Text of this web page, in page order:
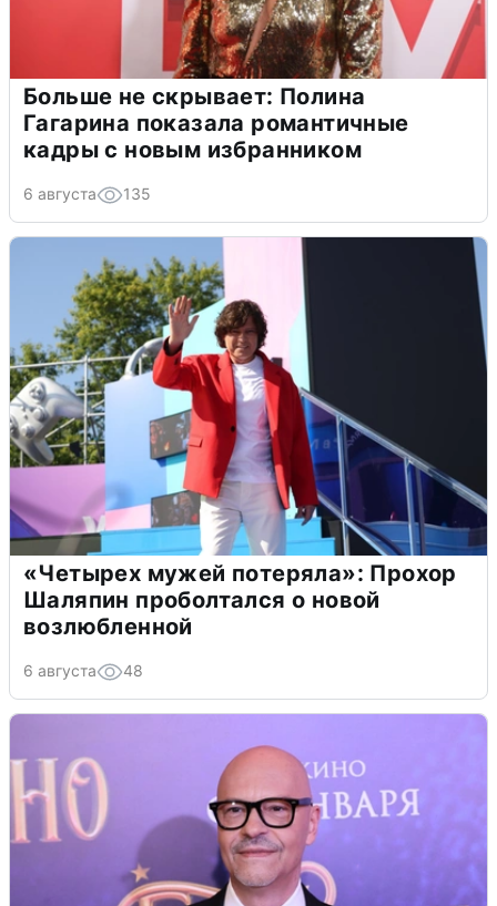
Больше не скрывает: Полина
Гагарина показала романтичные
кадры с новым избранником
6 августа 135
«Четырех мужей потеряла»: Прохор
Шаляпин проболтался о новой
возлюбленной
6 августа 48